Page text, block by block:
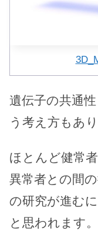
遺伝子の共通
う考え方もあり
ほとんど健常
異常者との間
の研究が進む
と思われます。